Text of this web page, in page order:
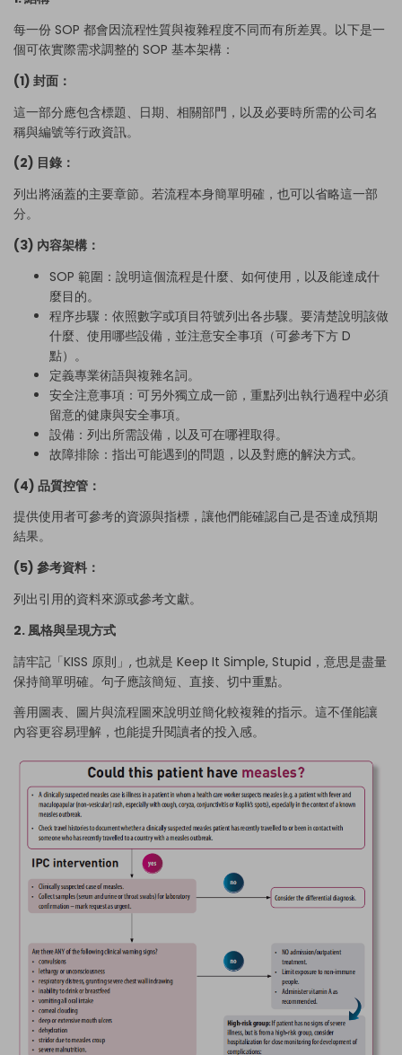
每一份 SOP 都會因流程性質與複雜程度不同而有所差異。以下是一
個可依實際需求調整的 SOP 基本架構：
(1) 封面：
這一部分應包含標題、日期、相關部門，以及必要時所需的公司名
稱與編號等行政資訊。
(2) 目錄：
列出將涵蓋的主要章節。若流程本身簡單明確，也可以省略這一部
分。
(3) 內容架構：
SOP 範圍：說明這個流程是什麼、如何使用，以及能達成什
麼目的。
程序步驟：依照數字或項目符號列出各步驟。要清楚說明該做
什麼、使用哪些設備，並注意安全事項（可參考下方 D
點）。
定義專業術語與複雜名詞。
安全注意事項：可另外獨立成一節，重點列出執行過程中必須
留意的健康與安全事項。
設備：列出所需設備，以及可在哪裡取得。
故障排除：指出可能遇到的問題，以及對應的解決方式。
(4) 品質控管：
提供使用者可參考的資源與指標，讓他們能確認自己是否達成預期
結果。
(5) 參考資料：
列出引用的資料來源或參考文獻。
2. 風格與呈現方式
請牢記「KISS 原則」, 也就是 Keep It Simple, Stupid，意思是盡量
保持簡單明確。句子應該簡短、直接、切中重點。
善用圖表、圖片與流程圖來說明並簡化較複雜的指示。這不僅能讓
內容更容易理解，也能提升閱讀者的投入感。